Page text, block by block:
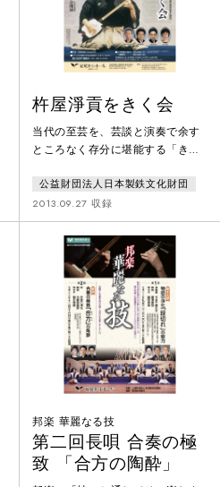
杵屋淨貢をきく会
当代の至芸を、芸談と演奏で余す
ところなく存分に堪能する「きく
貢が魅せる芸の真髄。「五段目角
兵衛獅子」 唄 杵屋巳
津也、東音味見純 三味線
杵屋淨貢、杵屋六治郎 蔭囃
子 望月太喜右衛門社中 対談 杵
屋浄貢、配川美加「問答入り勧進
帳」 唄 杵屋勝四郎、
杵屋巳津也、杵屋巳之助、今藤龍
之右、日吉小八郎 三味線
杵屋淨貢、杵屋巳太郎、杵屋六治
郎、今藤
公益財団法人日本製鉄文化財団
2013.09.27 収録
邦楽 華麗なる技
第二回長唄 合奏の極
致 「合方の陶酔」